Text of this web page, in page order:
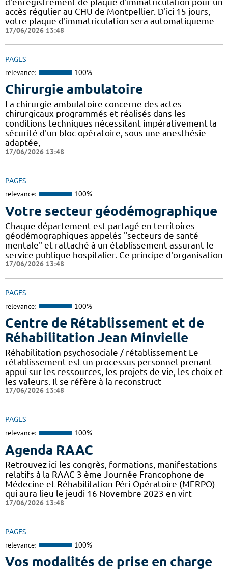
accès régulier au CHU de Montpellier. D'ici 15 jours,
votre plaque d'immatriculation sera automatiqueme
17/06/2026 13:48
PAGES
relevance: 100%
Chirurgie ambulatoire
La chirurgie ambulatoire concerne des actes
chirurgicaux programmés et réalisés dans les
conditions techniques nécessitant impérativement la
sécurité d'un bloc opératoire, sous une anesthésie
adaptée,
17/06/2026 13:48
PAGES
relevance: 100%
Votre secteur géodémographique
Chaque département est partagé en territoires
géodémographiques appelés "secteurs de santé
mentale" et rattaché à un établissement assurant le
service publique hospitalier. Ce principe d'organisation
17/06/2026 13:48
PAGES
relevance: 100%
Centre de Rétablissement et de
Réhabilitation Jean Minvielle
Réhabilitation psychosociale / rétablissement Le
rétablissement est un processus personnel prenant
appui sur les ressources, les projets de vie, les choix et
les valeurs. Il se réfère à la reconstruct
17/06/2026 13:48
PAGES
relevance: 100%
Agenda RAAC
Retrouvez ici les congrès, formations, manifestations
relatifs à la RAAC 3 ème Journée Francophone de
Médecine et Réhabilitation Péri-Opératoire (MERPO)
qui aura lieu le jeudi 16 Novembre 2023 en virt
17/06/2026 13:48
PAGES
relevance: 100%
Vos modalités de prise en charge